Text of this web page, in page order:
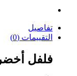
تفاصيل
التقييمات (0)
فلفل